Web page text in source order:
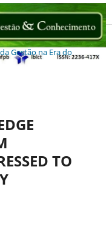
Gestão na Era do
TO